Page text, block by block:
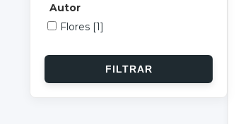
Autor
Flores [1]